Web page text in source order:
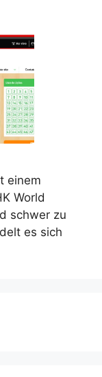
einem
World
schwer zu
es sich